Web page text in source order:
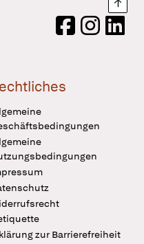
FacebookInstagram
zur Barrierefreiheit